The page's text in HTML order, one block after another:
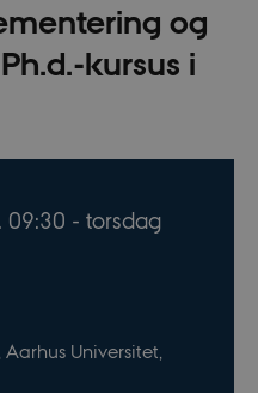
og
kursus i
09:30 - torsdag
Universitet,